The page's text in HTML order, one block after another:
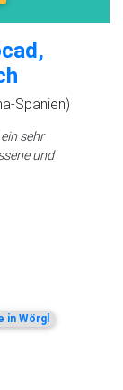
Spanien)
sehr
und
in Wörgl